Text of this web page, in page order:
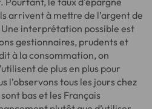
arrivent à mettre de l’argent de
interprétation possible est
gestionnaires, prudents et
à la consommation, on
de plus en plus pour
l’observons tous les jours chez
bas et les Français